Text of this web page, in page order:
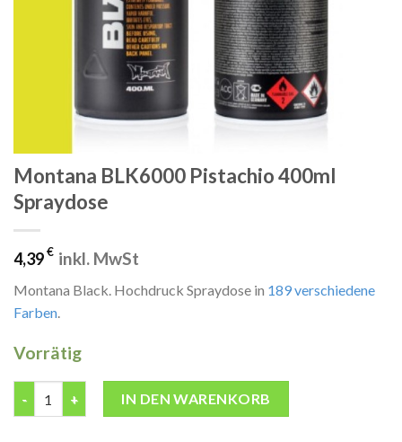
Montana BLK6000 Pistachio 400ml
Spraydose
4,39€ inkl. MwSt
Montana Black. Hochdruck Spraydose in 189 verschiedene
Farben.
Vorrätig
IN DEN WARENKORB